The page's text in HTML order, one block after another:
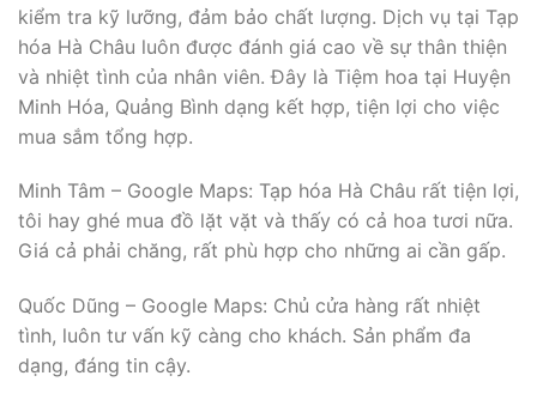
kiểm tra kỹ lưỡng, đảm bảo chất lượng. Dịch vụ tại Tạp
hóa Hà Châu luôn được đánh giá cao về sự thân thiện
và nhiệt tình của nhân viên. Đây là Tiệm hoa tại Huyện
Minh Hóa, Quảng Bình dạng kết hợp, tiện lợi cho việc
mua sắm tổng hợp.
Minh Tâm – Google Maps: Tạp hóa Hà Châu rất tiện lợi,
tôi hay ghé mua đồ lặt vặt và thấy có cả hoa tươi nữa.
Giá cả phải chăng, rất phù hợp cho những ai cần gấp.
Quốc Dũng – Google Maps: Chủ cửa hàng rất nhiệt
tình, luôn tư vấn kỹ càng cho khách. Sản phẩm đa
dạng, đáng tin cậy.